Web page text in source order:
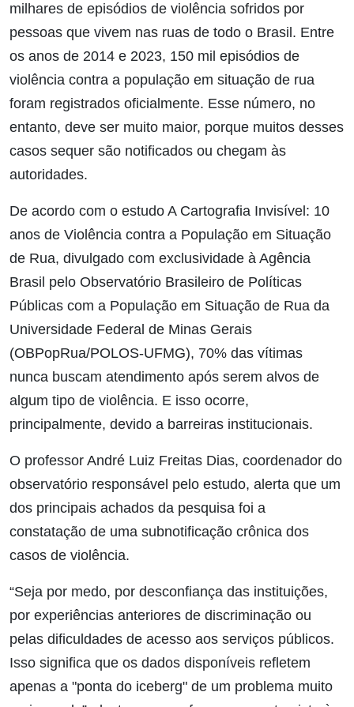
milhares de episódios de violência sofridos por
pessoas que vivem nas ruas de todo o Brasil. Entre
os anos de 2014 e 2023, 150 mil episódios de
violência contra a população em situação de rua
foram registrados oficialmente. Esse número, no
entanto, deve ser muito maior, porque muitos desses
casos sequer são notificados ou chegam às
autoridades.
De acordo com o estudo A Cartografia Invisível: 10
anos de Violência contra a População em Situação
de Rua, divulgado com exclusividade à Agência
Brasil pelo Observatório Brasileiro de Políticas
Públicas com a População em Situação de Rua da
Universidade Federal de Minas Gerais
(OBPopRua/POLOS-UFMG), 70% das vítimas
nunca buscam atendimento após serem alvos de
algum tipo de violência. E isso ocorre,
principalmente, devido a barreiras institucionais.
O professor André Luiz Freitas Dias, coordenador do
observatório responsável pelo estudo, alerta que um
dos principais achados da pesquisa foi a
constatação de uma subnotificação crônica dos
casos de violência.
“Seja por medo, por desconfiança das instituições,
por experiências anteriores de discriminação ou
pelas dificuldades de acesso aos serviços públicos.
Isso significa que os dados disponíveis refletem
apenas a "ponta do iceberg" de um problema muito